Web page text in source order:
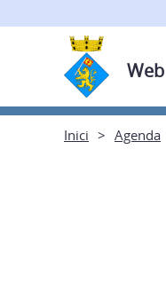
Inici Agenda